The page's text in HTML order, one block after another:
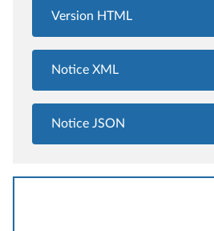
Version HTML
Notice XML
Notice JSON